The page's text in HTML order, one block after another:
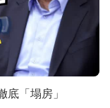
底「塌房」